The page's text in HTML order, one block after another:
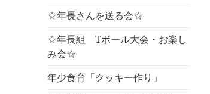
☆年長さんを送る会☆
☆年長組 Tボール大会・お楽し
み会☆
年少食育「クッキー作り」